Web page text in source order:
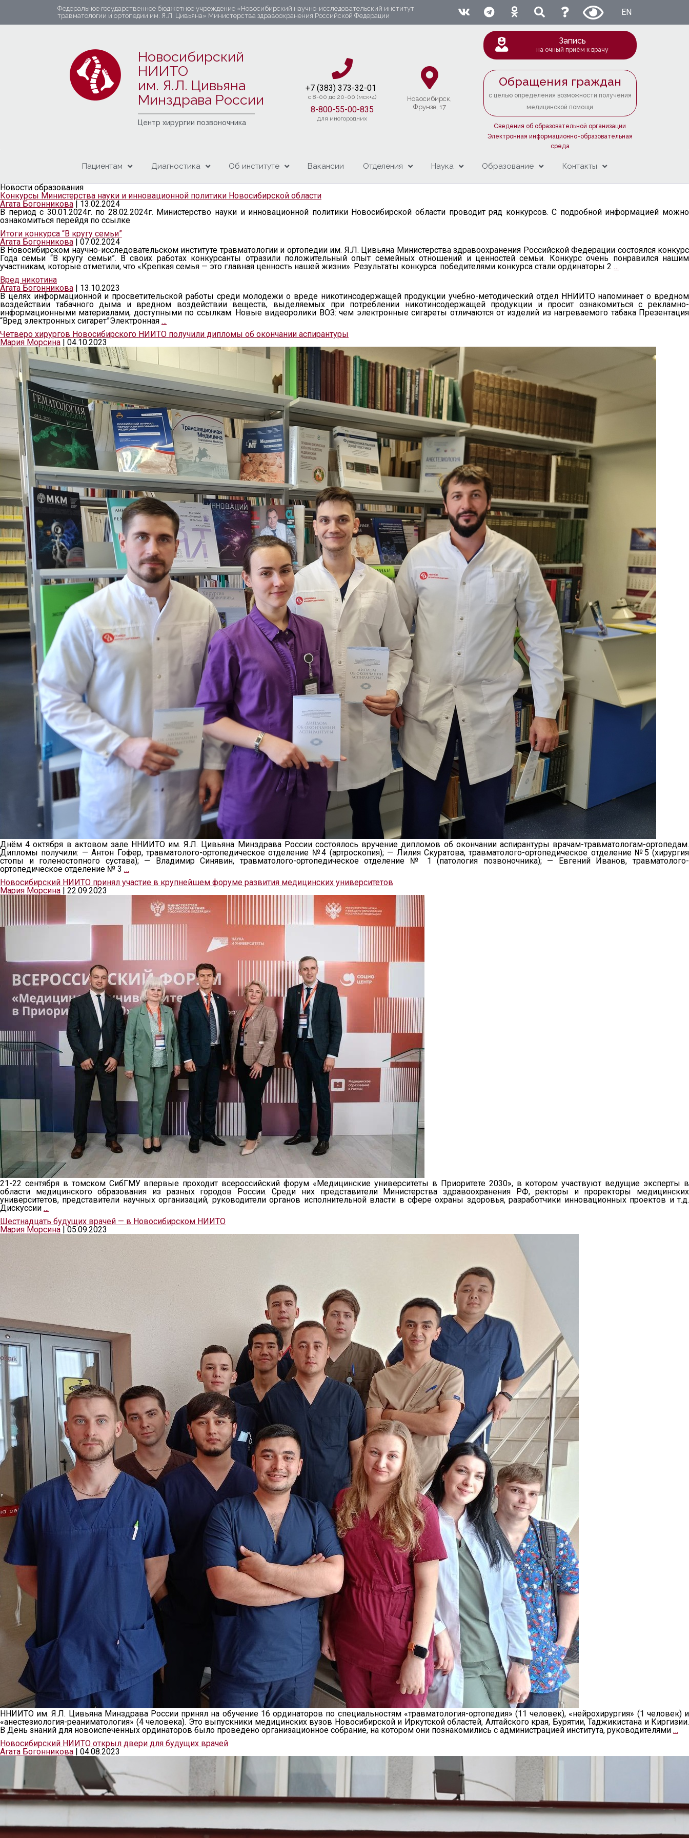
Федеральное государственное бюджетное учреждение «Новосибирский научно-исследовательский институт
травматологии и ортопедии им. Я.Л. Цивьяна» Министерства здравоохранения Российской Федерации
EN
Новосибирский
НИИТО
им. Я.Л. Цивьяна
Минздрава России
Центр хирургии позвоночника
+7 (383) 373-32-01​
c 8-00 до 20-00 (мск+4)
8-800-55-00-835
для иногородних
Новосибирcк,
Фрунзе, 17
Запись
на очный приём к врачу
Обращения граждан
с целью определения возможности получения
медицинской помощи
Сведения об образовательной организации
Электронная информационно-образовательная
среда
Пациентам Диагностика Об институте Вакансии Отделения Наука Образование Контакты
Новости образования
Конкурсы Министерства науки и инновационной политики Новосибирской области
Агата Богонникова | 13.02.2024
В период с 30.01.2024г. по 28.02.2024г. Министерство науки и инновационной политики Новосибирской области проводит ряд конкурсов. С подробной информацией можно
ознакомиться перейдя по ссылке
Итоги конкурса “В кругу семьи”
Агата Богонникова | 07.02.2024
В Новосибирском научно-исследовательском институте травматологии и ортопедии им. Я.Л. Цивьяна Министерства здравоохранения Российской Федерации состоялся конкурс
Года семьи “В кругу семьи”. В своих работах конкурсанты отразили положительный опыт семейных отношений и ценностей семьи. Конкурс очень понравился нашим
участникам, которые отметили, что «Крепкая семья — это главная ценность нашей жизни». Результаты конкурса: победителями конкурса стали ординаторы 2 …
Вред никотина
Агата Богонникова | 13.10.2023
В целях информационной и просветительской работы среди молодежи о вреде никотинсодержащей продукции учебно-методический отдел ННИИТО напоминает о вредном
воздействии табачного дыма и вредном воздействии веществ, выделяемых при потреблении никотинсодержащей продукции и просит ознакомиться с рекламно-
информационными материалами, доступными по ссылкам: Новые видеоролики ВОЗ: чем электронные сигареты отличаются от изделий из нагреваемого табака Презентация
“Вред электронных сигарет”Электронная …
Четверо хирургов Новосибирского НИИТО получили дипломы об окончании аспирантуры
Мария Морсина | 04.10.2023
Днём 4 октября в актовом зале ННИИТО им. Я.Л. Цивьяна Минздрава России состоялось вручение дипломов об окончании аспирантуры врачам-травматологам-ортопедам.
Дипломы получили: — Антон Гофер, травматолого-ортопедическое отделение №4 (артроскопия); — Лилия Скуратова, травматолого-ортопедическое отделение №5 (хирургия
стопы и голеностопного сустава); — Владимир Синявин, травматолого-ортопедическое отделение № 1 (патология позвоночника); — Евгений Иванов, травматолого-
ортопедическое отделение № 3 …
Новосибирский НИИТО принял участие в крупнейшем форуме развития медицинских университетов
Мария Морсина | 22.09.2023
21-22 сентября в томском СибГМУ впервые проходит всероссийский форум «Медицинские университеты в Приоритете 2030», в котором участвуют ведущие эксперты в
области медицинского образования из разных городов России. Среди них представители Министерства здравоохранения РФ, ректоры и проректоры медицинских
университетов, представители научных организаций, руководители органов исполнительной власти в сфере охраны здоровья, разработчики инновационных проектов и т.д.
Дискуссии …
Шестнадцать будущих врачей — в Новосибирском НИИТО
Мария Морсина | 05.09.2023
ННИИТО им. Я.Л. Цивьяна Минздрава России принял на обучение 16 ординаторов по специальностям «травматология-ортопедия» (11 человек), «нейрохирургия» (1 человек) и
«анестезиология-реаниматология» (4 человека). Это выпускники медицинских вузов Новосибирской и Иркутской областей, Алтайского края, Бурятии, Таджикистана и Киргизии.
В День знаний для новоиспеченных ординаторов было проведено организационное собрание, на котором они познакомились с администрацией института, руководителями …
Новосибирский НИИТО открыл двери для будущих врачей
Агата Богонникова | 04.08.2023